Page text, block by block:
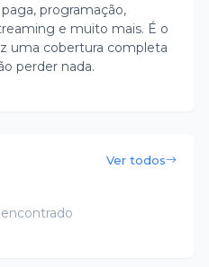
programação,
e muito mais. É o
uma cobertura completa
perder nada.
Ver todos